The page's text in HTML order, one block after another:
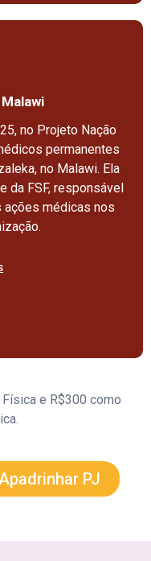
no Projeto Nação
permanentes
no Malawi. Ela
da FSF, responsável
ações médicas nos
e R$300 como
Apadrinhar PJ